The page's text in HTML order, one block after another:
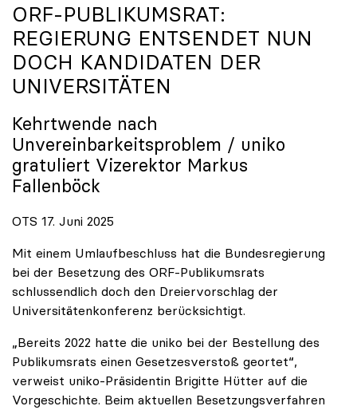
ORF-PUBLIKUMSRAT:
REGIERUNG ENTSENDET NUN
DOCH KANDIDATEN DER
UNIVERSITÄTEN
Kehrtwende nach
Unvereinbarkeitsproblem / uniko
gratuliert Vizerektor Markus
Fallenböck
OTS 17. Juni 2025
Mit einem Umlaufbeschluss hat die Bundesregierung
bei der Besetzung des ORF-Publikumsrats
schlussendlich doch den Dreiervorschlag der
Universitätenkonferenz berücksichtigt.
„Bereits 2022 hatte die uniko bei der Bestellung des
Publikumsrats einen Gesetzesverstoß geortet“,
verweist uniko-Präsidentin Brigitte Hütter auf die
Vorgeschichte. Beim aktuellen Besetzungsverfahren